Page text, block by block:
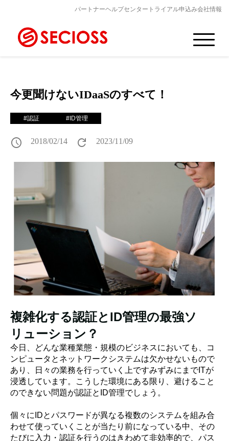
パートナーヘルプセンター トライアル申込み会社情報
今更聞けないIDaaSのすべて！
#認証 #ID管理
schedule 2018/02/14 refresh 2023/11/09
複雑化する認証とID管理の最強ソ
リューション？
今日、どんな業種業態・規模のビジネスにおいても、コ
ンピュータとネットワークシステムは欠かせないもので
あり、日々の業務を行っていく上ですみずみにまでITが
浸透しています。こうした環境にある限り、避けること
のできない問題が認証とID管理でしょう。
個々にIDとパスワードが異なる複数のシステムを組み合
わせて使っていくことが当たり前になっている中、その
たびに入力・認証を行うのはきわめて非効率的で、パス